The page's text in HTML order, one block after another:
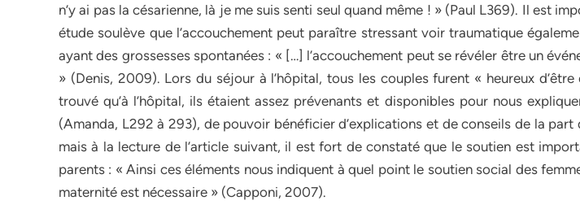
n’y ai pas la césarienne, là je me suis senti seul quand même ! » (Paul L369). Il est
étude soulève que l’accouchement peut paraître stressant voir traumatique
ayant des grossesses spontanées : « […] l’accouchement peut se révéler être un
» (Denis, 2009). Lors du séjour à l’hôpital, tous les couples furent « heureux d’être
trouvé qu’à l’hôpital, ils étaient assez prévenants et disponibles pour nous
(Amanda, L292 à 293), de pouvoir bénéficier d’explications et de conseils de la part
mais à la lecture de l’article suivant, il est fort de constaté que le soutien est
parents : « Ainsi ces éléments nous indiquent à quel point le soutien social des
maternité est nécessaire » (Capponi, 2007).